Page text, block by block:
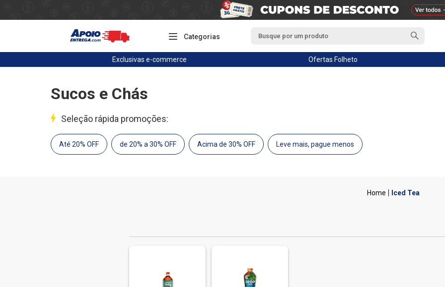
Categorias
Exclusivas e-commerce Ofertas Folheto
Sucos e Chás
Seleção rápida promoções:
Até 20% OFF de 20% a 30% OFF Acima de 30% OFF Leve mais, pague menos
Iced Tea